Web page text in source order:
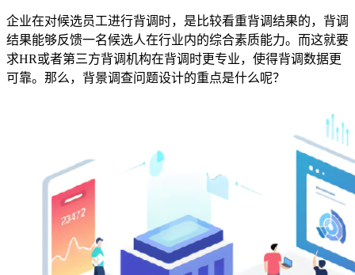
企业在对候选员工进行背调时，是比较看重背调结果的，背调
结果能够反馈一名候选人在行业内的综合素质能力。而这就要
求HR或者第三方背调机构在背调时更专业，使得背调数据更
可靠。那么，背景调查问题设计的重点是什么呢？